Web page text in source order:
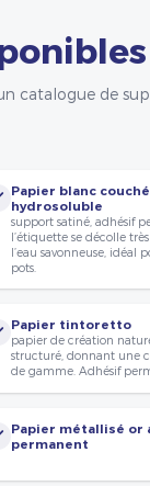
catalogue de
Papier blanc
hydrosoluble
support satiné, adhésif
l’étiquette se décolle
l’eau savonneuse, idéal
pots.
Papier tintoretto
papier de création
structuré, donnant une
de gamme. Adhésif
Papier métallisé or
permanent